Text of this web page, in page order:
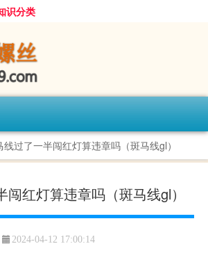
识分类
线过了一半闯红灯算违章吗（斑马线gl）
红灯算违章吗（斑马线gl）
2024-04-12 17:00:14